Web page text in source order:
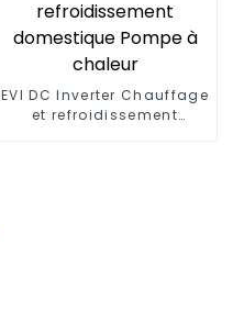
EVI DC Inverter Chauffage
et refroidissement